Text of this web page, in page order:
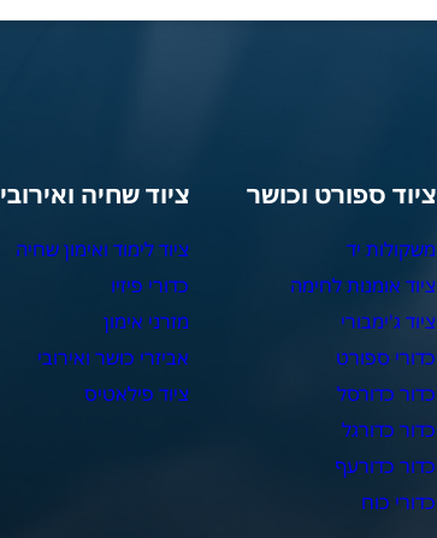
ציוד ספורט וכושר
משקולות יד
ציוד אומנות לחימה
ציוד ג'ימבורי
כדורי ספורט
כדור כדורסל
כדור כדורגל
כדור כדורעף
כדורי כוח
ציוד שחיה ואירובי
ציוד לימוד ואימון שחיה
כדורי פיזיו
מזרני אימון
אביזרי כושר ואירובי
ציוד פילאטיס